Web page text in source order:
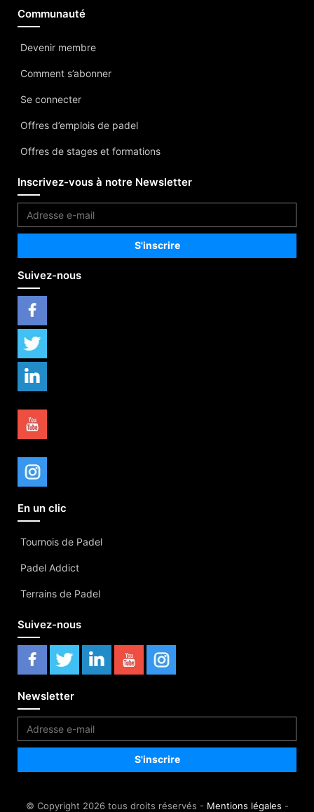
Communauté
Devenir membre
Comment s’abonner
Se connecter
Offres d’emplois de padel
Offres de stages et formations
Inscrivez-vous à notre Newsletter
Suivez-nous
En un clic
Tournois de Padel
Padel Addict
Terrains de Padel
Suivez-nous
Newsletter
© Copyright 2026 tous droits réservés - Mentions légales -